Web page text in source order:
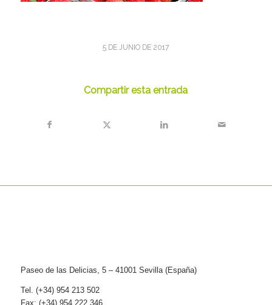
5 DE JUNIO DE 2017
Compartir esta entrada
Paseo de las Delicias, 5 – 41001 Sevilla (España)
Tel. (+34) 954 213 502
Fax: (+34) 954 222 346